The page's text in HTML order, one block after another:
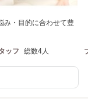
み・目的に合わせて豊
ッフ 総数4人